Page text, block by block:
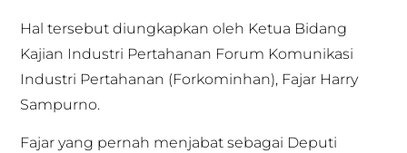
Hal tersebut diungkapkan oleh Ketua Bidang
Kajian Industri Pertahanan Forum Komunikasi
Industri Pertahanan (Forkominhan), Fajar Harry
Sampurno.
Fajar yang pernah menjabat sebagai Deputi